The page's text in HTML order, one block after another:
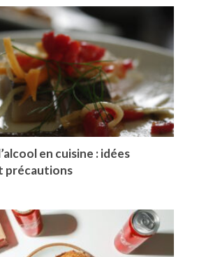
en cuisine : idées
précautions